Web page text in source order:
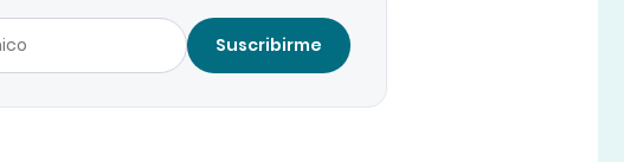
Suscribirme